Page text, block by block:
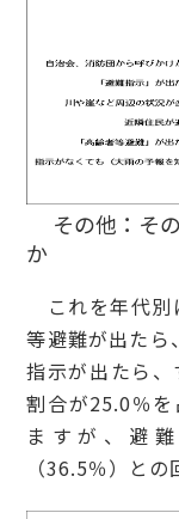
その他：そ
これを年代別
等避難が出たら
指示が出たら
割合が25.0％
ますが、避
（36.5％）との